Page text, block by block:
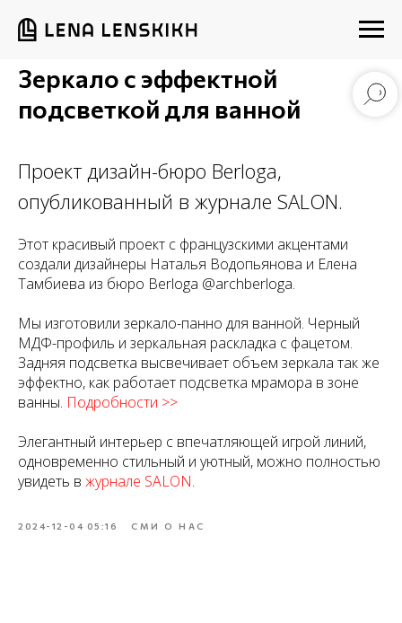
Зеркало с эффектной
подсветкой для ванной
Проект дизайн-бюро Berloga,
опубликованный в журнале SALON.
Этот красивый проект с французскими акцентами
создали дизайнеры Наталья Водопьянова и Елена
Тамбиева из бюро Berloga @archberloga.
Мы изготовили зеркало-панно для ванной. Черный
МДФ-профиль и зеркальная раскладка с фацетом.
Задняя подсветка высвечивает объем зеркала так же
эффектно, как работает подсветка мрамора в зоне
ванны. Подробности >>
Элегантный интерьер с впечатляющей игрой линий,
одновременно стильный и уютный, можно полностью
увидеть в журнале SALON.
2024-12-04 05:16 СМИ О НАС